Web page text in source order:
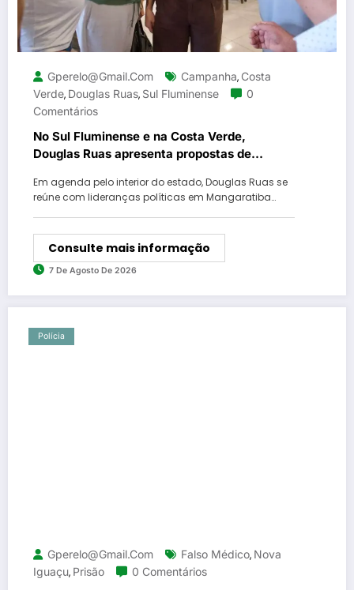
Gperelo@gmail.com Campanha, Costa
Verde, Douglas Ruas, Sul Fluminense
0
Comentários
No Sul Fluminense e na Costa Verde,
Douglas Ruas apresenta propostas de
Em agenda pelo interior do estado, Douglas Ruas se
reúne com lideranças políticas em Mangaratiba…
Consulte mais informação
7 De Agosto De 2026
Polícia
Gperelo@gmail.com Falso Médico, Nova
Iguaçu, Prisão 0 Comentários